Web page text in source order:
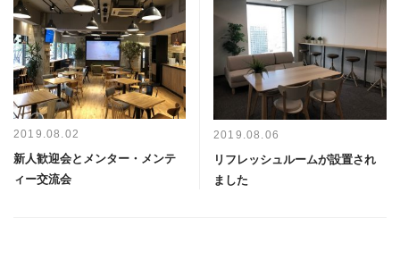
2019.08.02
新人歓迎会とメンター・メンテ
ィー交流会
2019.08.06
リフレッシュルームが設置され
ました